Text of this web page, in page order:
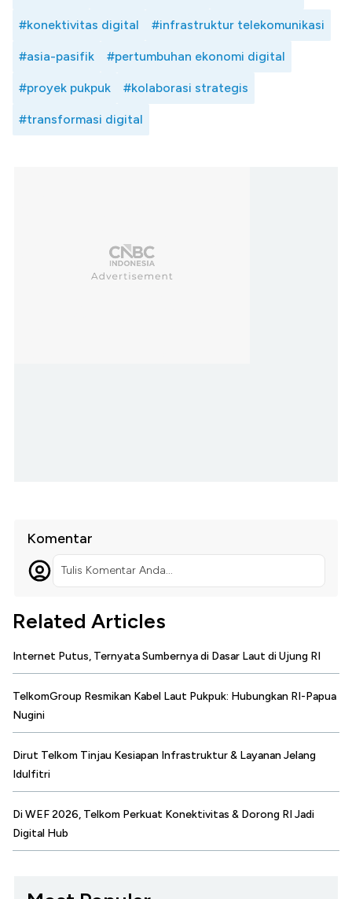
#konektivitas digital #infrastruktur telekomunikasi
#asia-pasifik #pertumbuhan ekonomi digital
#proyek pukpuk #kolaborasi strategis
#transformasi digital
Komentar
Tulis Komentar Anda...
Related Articles
Internet Putus, Ternyata Sumbernya di Dasar Laut di Ujung RI
TelkomGroup Resmikan Kabel Laut Pukpuk: Hubungkan RI-Papua
Nugini
Dirut Telkom Tinjau Kesiapan Infrastruktur & Layanan Jelang
Idulfitri
Di WEF 2026, Telkom Perkuat Konektivitas & Dorong RI Jadi
Digital Hub